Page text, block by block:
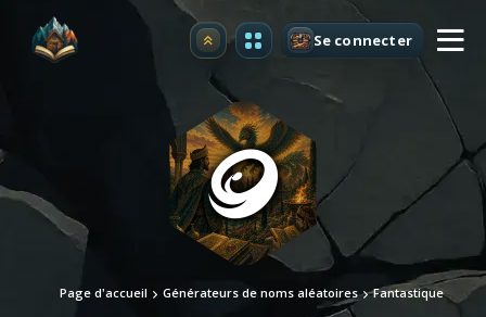
Premium Se connecter
Page d'accueil Générateurs de noms aléatoires Fantastique